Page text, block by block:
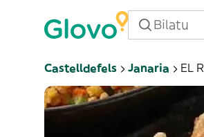
Castelldefels Janaria EL